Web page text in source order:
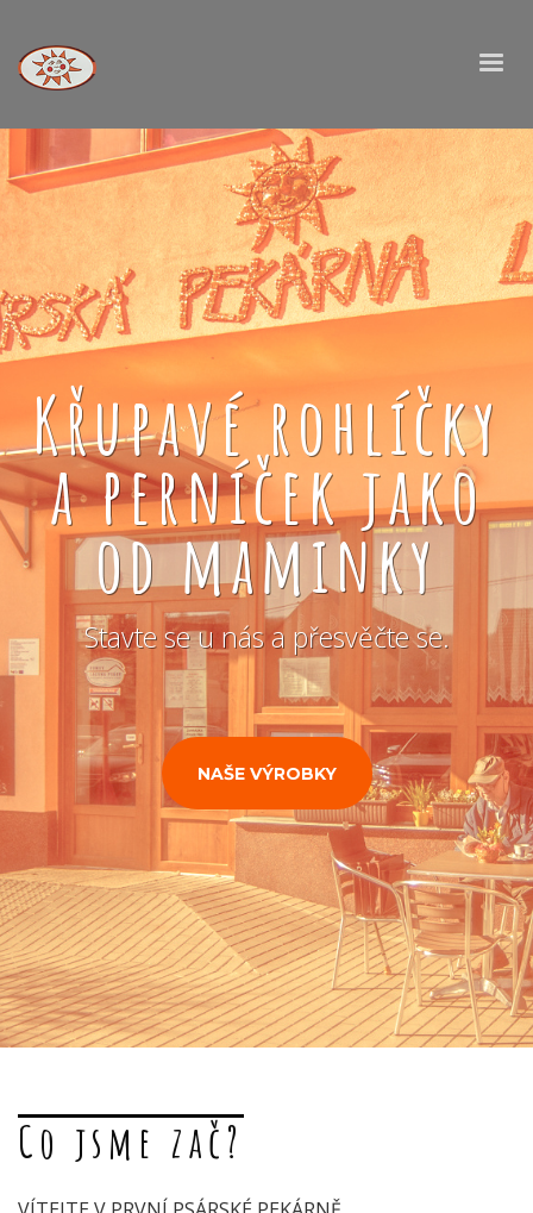
Křupavé rohlíčky
a perníček jako
od maminky
Stavte se u nás a přesvěčte se.
NAŠE VÝROBKY
Co jsme zač?